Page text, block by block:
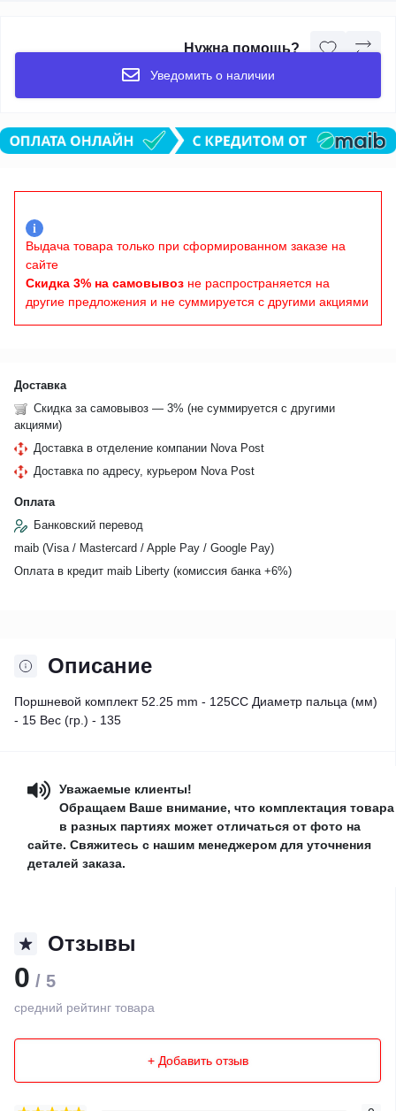
Нужна помощь?
Уведомить о наличии
i
Выдача товара только при сформированном заказе на
сайте
Скидка 3% на самовывоз не распространяется на
другие предложения и не суммируется с другими акциями
Доставка
Скидка за самовывоз — 3% (не суммируется с другими
акциями)
Доставка в отделение компании Nova Post
Доставка по адресу, курьером Nova Post
Оплата
Банковский перевод
maib (Visa / Mastercard / Apple Pay / Google Pay)
Оплата в кредит maib Liberty (комиссия банкa +6%)
Описание
Поршневой комплект 52.25 mm - 125CC Диаметр пальца (мм)
- 15 Вес (гр.) - 135
Уважаемые клиенты!
Обращаем Ваше внимание, что комплектация товара
в разных партиях может отличаться от фото на
сайте. Свяжитесь с нашим менеджером для уточнения
деталей заказа.
Отзывы
0 / 5
средний рейтинг товара
+ Добавить отзыв